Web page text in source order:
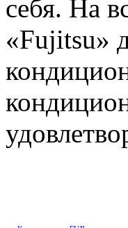
себя. На
«Fujitsu»